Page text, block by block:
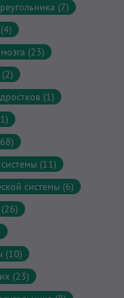
(7)
(23)
(1)
(11)
системы (6)
(10)
(23)